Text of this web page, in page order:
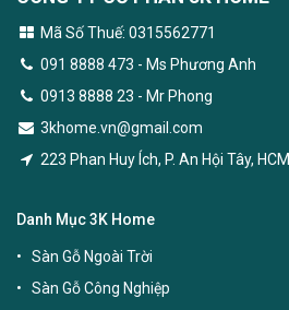
Mã Số Thuế: 0315562771
091 8888 473 - Ms Phương Anh
0913 8888 23 - Mr Phong
3khome.vn@gmail.com
223 Phan Huy Ích, P. An Hội Tây, HCM
Danh Mục 3K Home
Sàn Gỗ Ngoài Trời
Sàn Gỗ Công Nghiệp